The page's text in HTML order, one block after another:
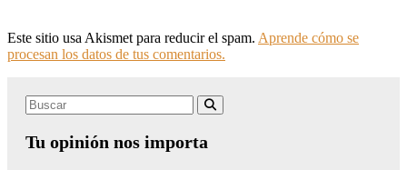
Este sitio usa Akismet para reducir el spam. Aprende cómo se
procesan los datos de tus comentarios.
Search
Tu opinión nos importa